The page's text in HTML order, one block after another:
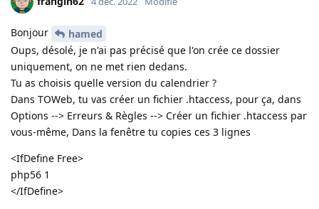
Bonjour
hamed
Oups, désolé, je n'ai pas précisé que l'on crée ce dossier
uniquement, on ne met rien dedans.
Tu as choisis quelle version du calendrier ?
Dans TOWeb, tu vas créer un fichier .htaccess, pour ça, dans
Options --> Erreurs & Règles --> Créer un fichier .htaccess par
vous-même, Dans la fenêtre tu copies ces 3 lignes
<IfDefine Free>
php56 1
</IfDefine>